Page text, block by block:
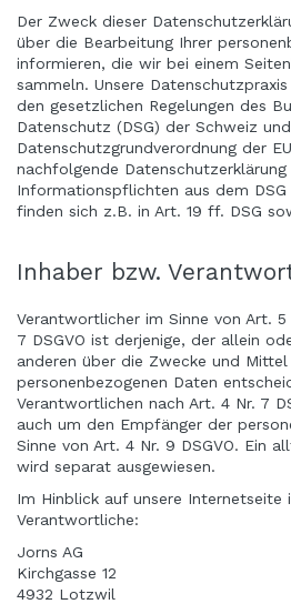
Der Zweck dieser
über die Bearbeitung Ihrer
informieren, die wir bei einem
sammeln. Unsere
den gesetzlichen Regelungen des
Datenschutz (DSG) der Schweiz
Datenschutzgrundverordnung der
nachfolgende
Informationspflichten aus dem DSG
finden sich z.B. in Art. 19 ff. DSG
Inhaber bzw.
Verantwortlicher im Sinne von Art.
7 DSGVO ist derjenige, der allein
anderen über die Zwecke und
personenbezogenen Daten
Verantwortlichen nach Art. 4 Nr. 7
auch um den Empfänger der
Sinne von Art. 4 Nr. 9 DSGVO. Ein
wird separat ausgewiesen.
Im Hinblick auf unsere Internetseite
Verantwortliche:
Jorns AG
Kirchgasse 12
4932 Lotzwil